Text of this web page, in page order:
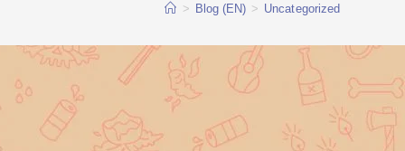
> Blog (EN) > Uncategorized